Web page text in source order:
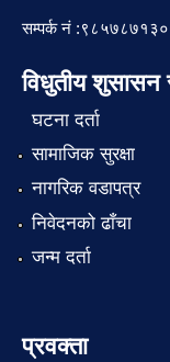
सम्पर्क नं
विधुतीय शुसासन
घटना दर्ता
सामाजिक सुरक्षा
नागरिक वडापत्र
निवेदनको ढाँचा
जन्म दर्ता
प्रवक्ता